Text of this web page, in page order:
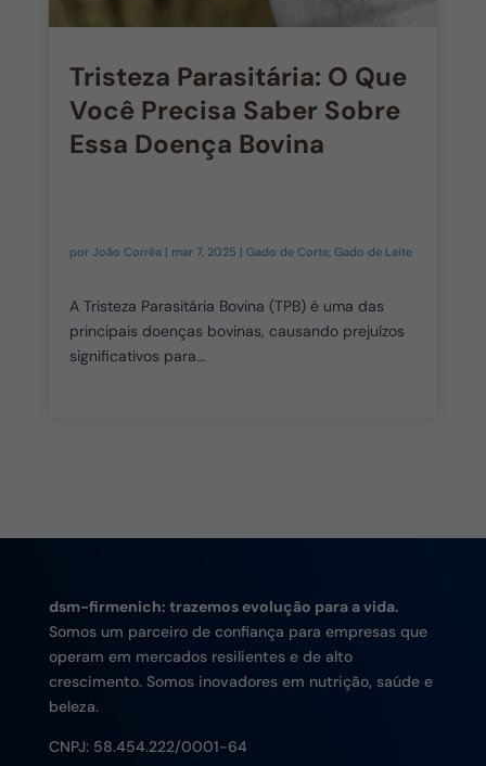
Tristeza Parasitária: O Que
Você Precisa Saber Sobre
Essa Doença Bovina
por João Corrêa| mar 7, 2025 | Gado de Corte, Gado de Leite
A Tristeza Parasitária Bovina (TPB) é uma das
principais doenças bovinas, causando prejuízos
significativos para...
dsm-firmenich: trazemos evolução para a vida.
Somos um parceiro de confiança para empresas que
operam em mercados resilientes e de alto
crescimento. Somos inovadores em nutrição, saúde e
beleza.
CNPJ: 58.454.222/0001-64